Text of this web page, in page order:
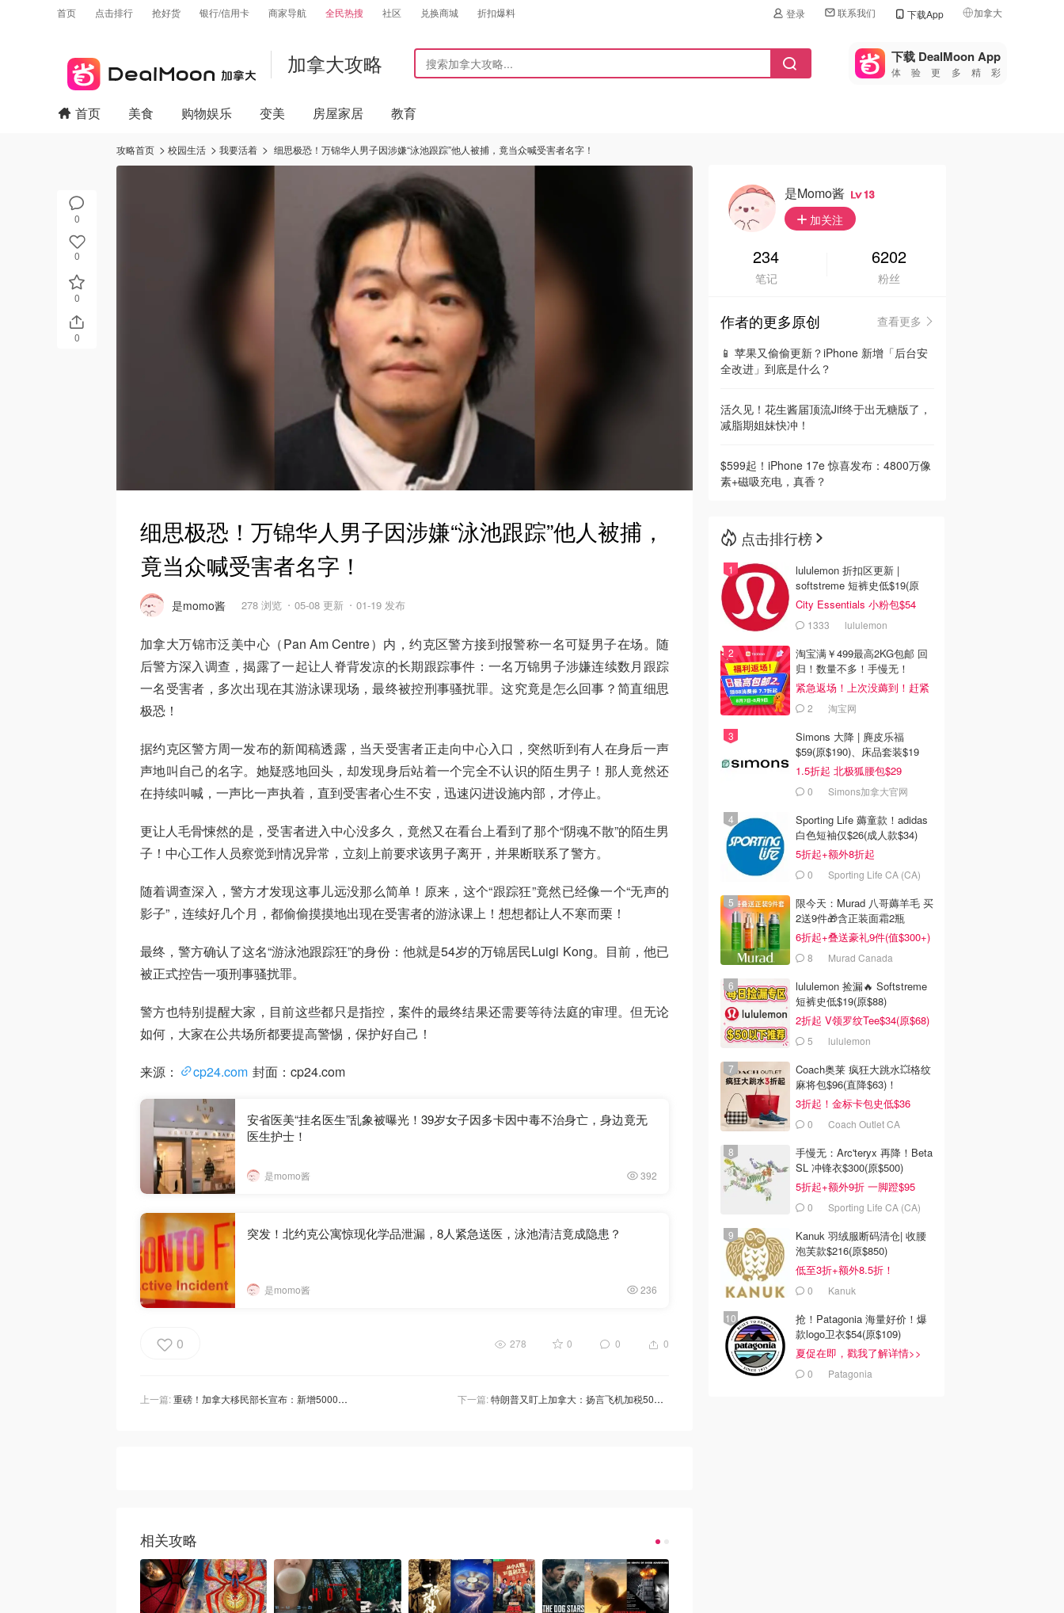
首页 点击排行 抢好货 银行/信用卡 商家导航 全民热搜 社区 兑换商城 折扣爆料 登录 联系我们 下载App 加拿大
🇺🇸
美国
🇨🇳中国
🇮🇹
🇦🇺
🇳🇿新西兰
加拿大攻略 下载 DealMoon App
体验更多精彩
0
0
0
0
首页 美食 购物娱乐 变美 房屋家居 教育
攻略首页 校园生活 我要活着 细思极恐！万锦华人男子因涉嫌“泳池跟踪”他人被捕，竟当众喊受害者名字！
细思极恐！万锦华人男子因涉嫌“泳池跟踪”他人被捕，
竟当众喊受害者名字！
是momo酱 278 浏览 05-08 更新 01-19 发布
加拿大万锦市泛美中心（Pan Am Centre）内，约克区警方接到报警称一名可疑男子在场。随
后警方深入调查，揭露了一起让人脊背发凉的长期跟踪事件：一名万锦男子涉嫌连续数月跟踪
一名受害者，多次出现在其游泳课现场，最终被控刑事骚扰罪。这究竟是怎么回事？简直细思
极恐！
据约克区警方周一发布的新闻稿透露，当天受害者正走向中心入口，突然听到有人在身后一声
声地叫自己的名字。她疑惑地回头，却发现身后站着一个完全不认识的陌生男子！那人竟然还
在持续叫喊，一声比一声执着，直到受害者心生不安，迅速闪进设施内部，才停止。
更让人毛骨悚然的是，受害者进入中心没多久，竟然又在看台上看到了那个“阴魂不散”的陌生男
子！中心工作人员察觉到情况异常，立刻上前要求该男子离开，并果断联系了警方。
随着调查深入，警方才发现这事儿远没那么简单！原来，这个“跟踪狂”竟然已经像一个“无声的
影子”，连续好几个月，都偷偷摸摸地出现在受害者的游泳课上！想想都让人不寒而栗！
最终，警方确认了这名“游泳池跟踪狂”的身份：他就是54岁的万锦居民Luigi Kong。目前，他已
被正式控告一项刑事骚扰罪。
警方也特别提醒大家，目前这些都只是指控，案件的最终结果还需要等待法庭的审理。但无论
如何，大家在公共场所都要提高警惕，保护好自己！
来源： cp24.com 封面：cp24.com
安省医美“挂名医生”乱象被曝光！39岁女子因多卡因中毒不治身亡，身边竟无
医生护士！
是momo酱 392
突发！北约克公寓惊现化学品泄漏，8人紧急送医，泳池清洁竟成隐患？
是momo酱 236
0 278 0 0 0
上一篇:重磅！加拿大移民部长宣布：新增5000个省提名PR名额，法语新移民的专属福利来了！ 下一篇:特朗普又盯上加拿大：扬言飞机加税50%，波音还没消停，庞巴迪先被点名！
相关攻略
是momo酱 13
加关注
234
笔记
6202
粉丝
作者的更多原创
查看更多
📱 苹果又偷偷更新？iPhone 新增「后台安
全改进」到底是什么？
活久见！花生酱届顶流Jif终于出无糖版了，
减脂期姐妹快冲！
$599起！iPhone 17e 惊喜发布：4800万像
素+磁吸充电，真香？
点击排行榜
lululemon 折扣区更新 |
softstreme 短裤史低$19(原
$88)
City Essentials 小粉包$54
1333 lululemon
淘宝满￥499最高2KG包邮 回
归！数量不多！手慢无！
紧急返场！上次没薅到！赶紧
冲 2 淘宝网
Simons 大降 | 麂皮乐福
$59(原$190)、床品套装$19
1.5折起 北极狐腰包$29
0 Simons加拿大官网
Sporting Life 薅童款！adidas
白色短袖仅$26(成人款$34)
5折起+额外8折起
0 Sporting Life CA (CA)
限今天：Murad 八哥薅羊毛 买
2送9件🎁含正装面霜2瓶
6折起+叠送豪礼9件(值$300+)
8 Murad Canada
lululemon 捡漏🔥 Softstreme
短裤史低$19(原$88)
2折起 V领罗纹Tee$34(原$68)
5 lululemon
Coach奥莱 疯狂大跳水💥格纹
麻将包$96(直降$63)！
3折起！金标卡包史低$36
0 Coach Outlet CA
手慢无：Arc'teryx 再降！Beta
SL 冲锋衣$300(原$500)
5折起+额外9折 一脚蹬$95
0 Sporting Life CA (CA)
Kanuk 羽绒服断码清仓| 收腰
泡芙款$216(原$850)
低至3折+额外8.5折！
0 Kanuk
抢！Patagonia 海量好价！爆
款logo卫衣$54(原$109)
夏促在即，戳我了解详情>>
0 Patagonia